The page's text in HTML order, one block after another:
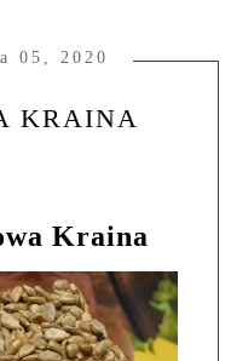
05, 2020
KRAINA
Kraina